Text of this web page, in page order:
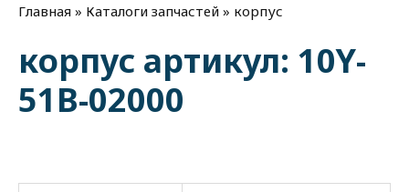
Главная » Каталоги запчастей » корпус
корпус артикул: 10Y-
51B-02000